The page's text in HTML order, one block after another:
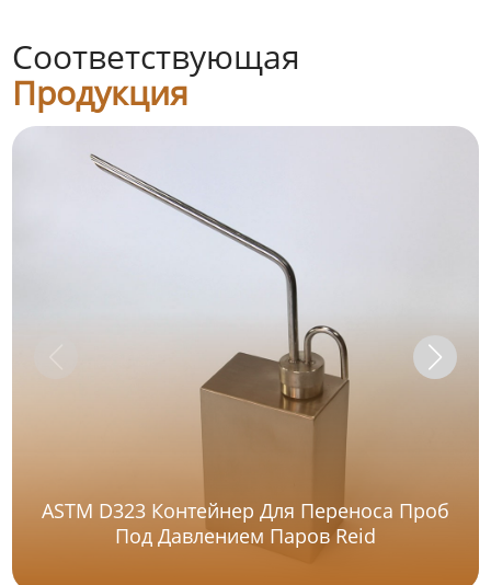
Соответствующая
Продукция
ASTM D323 Контейнер Для Переноса Проб
Под Давлением Паров Reid